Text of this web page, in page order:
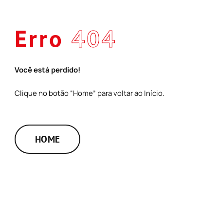
contentErro 404
Você está perdido!
Clique no botão “Home” para voltar ao Início.
HOME